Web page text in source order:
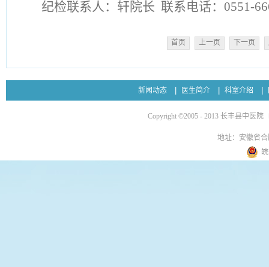
纪检联系人：轩院长 联系电话：0551-
首页 上一页 下一页
新闻动态 医生简介 科室介绍
Copyright ©2005 - 2013 长丰县中医院
地址：安徽省